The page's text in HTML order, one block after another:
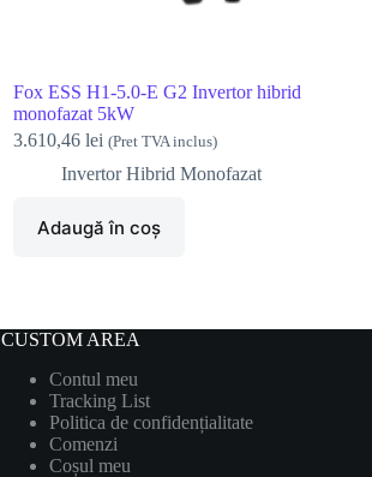
Fox ESS H1-5.0-E G2 Invertor hibrid
monofazat 5kW
3.610,46 lei (Pret TVA inclus)
Invertor Hibrid Monofazat
Adaugă în coș
CUSTOM AREA
Contul meu
Tracking List
Politica de confidențialitate
Comenzi
Coșul meu